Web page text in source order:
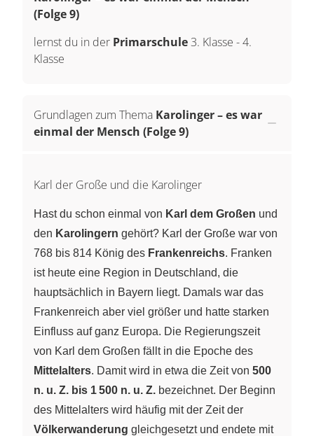
(Folge 9)
lernst du in der Primarschule 3. Klasse -4.
Klasse
Grundlagen zum Thema Karolinger – es war
einmal der Mensch (Folge 9)
Karl der Große und die Karolinger
Hast du schon einmal von Karl dem Großen und
den Karolingern gehört? Karl der Große war von
768 bis 814 König des Frankenreichs. Franken
ist heute eine Region in Deutschland, die
hauptsächlich in Bayern liegt. Damals war das
Frankenreich aber viel größer und hatte starken
Einfluss auf ganz Europa. Die Regierungszeit
von Karl dem Großen fällt in die Epoche des
Mittelalters. Damit wird in etwa die Zeit von 500
n. u. Z. bis 1 500 n. u. Z. bezeichnet. Der Beginn
des Mittelalters wird häufig mit der Zeit der
Völkerwanderung gleichgesetzt und endete mit